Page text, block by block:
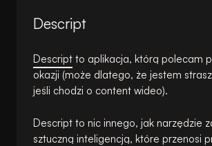
Descript
Descript to aplikacja, którą polecam
okazji (może dlatego, że jestem
jeśli chodzi o content wideo).
Descript to nic innego, jak narzędzie
sztuczną inteligencją, które przenosi